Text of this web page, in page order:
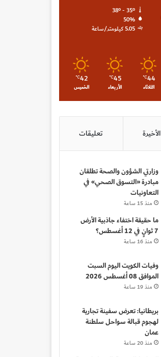
38º - 35º
50%
5.05 كيلومتر/ساعة
44
℃
الثلاثاء
45
℃
الأربعاء
42
℃
الخميس
الأخيرة تعليقات
وزارتي الشؤون والصحة تطلقان
مبادرة «التسوق الصحي» في
التعاونيات
منذ 15 ساعة
ما حقيقة اختفاء جاذبية الأرض
7 ثوانٍ في 12 أغسطس؟
منذ 16 ساعة
وفيات الكويت اليوم السبت
الموافق 08 أغسطس 2026
منذ 19 ساعة
بريطانيا: تعرض سفينة تجارية
لهجوم قبالة سواحل سلطنة
عمان
منذ 20 ساعة